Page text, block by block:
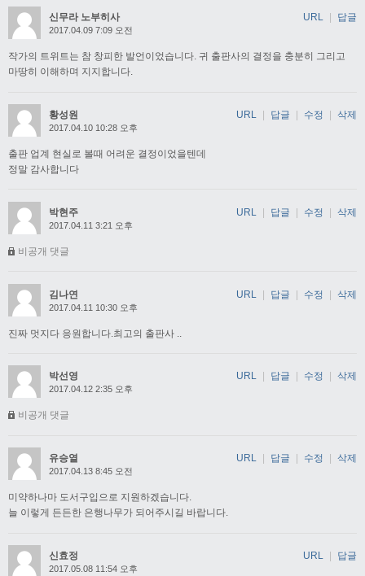
신무라 노부히사
2017.04.09 7:09 오전
작가의 트위트는 참 창피한 발언이었습니다. 귀 출판사의 결정을 충분히 그리고
마땅히 이해하며 지지합니다.
URL 답글
황성원
2017.04.10 10:28 오후
출판 업계 현실로 볼때 어려운 결정이었을텐데
정말 감사합니다
URL 답글 수정 삭제
박현주
2017.04.11 3:21 오후
비공개 댓글
URL | 답글 | 수정 | 삭제
김나연
2017.04.11 10:30 오후
진짜 멋지다 응원합니다.최고의 출판사 ..
URL | 답글 | 수정 | 삭제
박선영
2017.04.12 2:35 오후
비공개 댓글
URL 답글 수정 삭제
유승열
2017.04.13 8:45 오전
미약하나마 도서구입으로 지원하겠습니다.
늘 이렇게 든든한 은행나무가 되어주시길 바랍니다.
URL 답글 수정 삭제
신효정
2017.05.08 11:54 오후
URL 답글